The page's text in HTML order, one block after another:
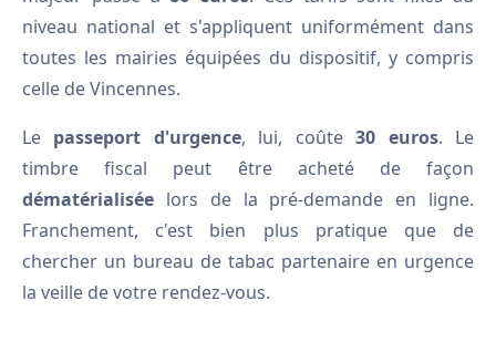
niveau national et s'appliquent uniformément dans
toutes les mairies équipées du dispositif, y compris
celle de Vincennes.
Le passeport d'urgence, lui, coûte30 euros. Le
timbre fiscal peut être acheté de façon
dématérialisée lors de la pré-demande en ligne.
Franchement, c'est bien plus pratique que de
chercher un bureau de tabac partenaire en urgence
la veille de votre rendez-vous.